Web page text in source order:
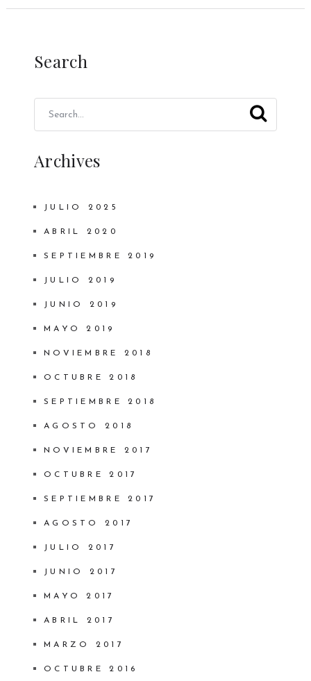
Search
Archives
JULIO 2025
ABRIL 2020
SEPTIEMBRE 2019
JULIO 2019
JUNIO 2019
MAYO 2019
NOVIEMBRE 2018
OCTUBRE 2018
SEPTIEMBRE 2018
AGOSTO 2018
NOVIEMBRE 2017
OCTUBRE 2017
SEPTIEMBRE 2017
AGOSTO 2017
JULIO 2017
JUNIO 2017
MAYO 2017
ABRIL 2017
MARZO 2017
OCTUBRE 2016